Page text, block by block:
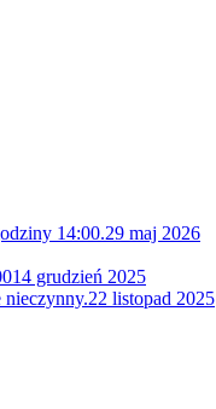
14:00.29 maj 2026
14 grudzień 2025
22 listopad 2025